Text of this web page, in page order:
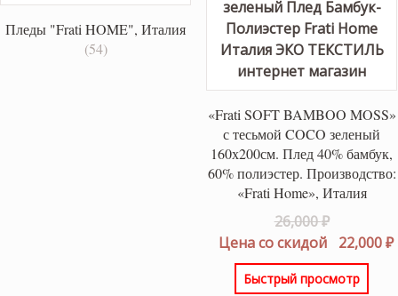
Пледы "Frati HOME", Италия
(54)
«Frati SOFT BAMBOO MOSS»
с тесьмой COCO зеленый
160х200см. Плед 40% бамбук,
60% полиэстер. Производство:
«Frati Home», Италия
26,000₽
цена
26,000 ₽.
Цена со скидой 22,000₽
Быстрый просмотр